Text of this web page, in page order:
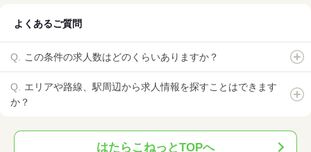
よくあるご質問
この条件の求人数はどのくらいありますか？
エリアや路線、駅周辺から求人情報を探すことはできます
か？
はたらこねっとTOPへ